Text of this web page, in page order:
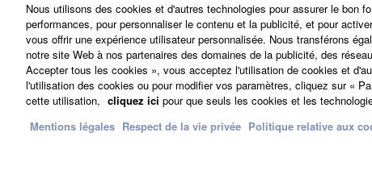
Nous utilisons des cookies et d'autres technologies pour assurer le bon
performances, pour personnaliser le contenu et la publicité, et pour
vous offrir une expérience utilisateur personnalisée. Nous transférons
notre site Web à nos partenaires des domaines de la publicité, des
Accepter tous les cookies », vous acceptez l'utilisation de cookies et
l'utilisation des cookies ou pour modifier vos paramètres, cliquez sur «
cette utilisation, cliquez ici pour que seuls les cookies et les
Mentions légales Respect de la vie privée Politique relative aux